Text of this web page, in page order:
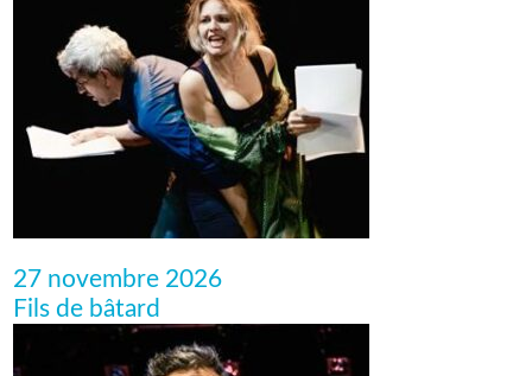
27 novembre 2026
Fils de bâtard